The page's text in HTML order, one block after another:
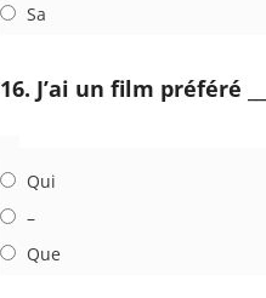
Sa
16. J’ai un film préféré
Qui
–
Que